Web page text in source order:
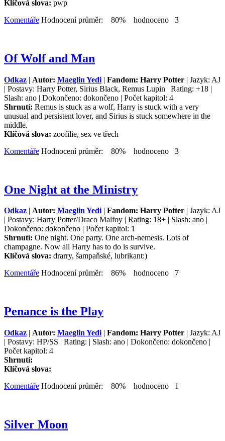
Klíčová slova: pwp
Komentáře Hodnocení průměr: 80% hodnoceno 3
Of Wolf and Man
Odkaz | Autor: Maeglin Yedi | Fandom: Harry Potter | Jazyk: AJ
| Postavy: Harry Potter, Sirius Black, Remus Lupin | Rating: +18 |
Slash: ano | Dokončeno: dokončeno | Počet kapitol: 4
Shrnutí: Remus is stuck as a wolf, Harry is stuck with a very
unusual and persistent lover, and Sirius is stuck somewhere in the
middle.
Klíčová slova: zoofilie, sex ve třech
Komentáře Hodnocení průměr: 80% hodnoceno 3
One Night at the Ministry
Odkaz | Autor: Maeglin Yedi| Fandom: Harry Potter | Jazyk: AJ
| Postavy: Harry Potter/Draco Malfoy | Rating: 18+ | Slash: ano |
Dokončeno: dokončeno | Počet kapitol: 1
Shrnutí: One night. One party. One arch-nemesis. Lots of
champagne. Now all Harry has to do is survive.
Klíčová slova: drarry, šampaňské, lubrikant:)
Komentáře Hodnocení průměr: 86% hodnoceno 7
Penance is the Play
Odkaz | Autor: Maeglin Yedi | Fandom: Harry Potter | Jazyk: AJ
| Postavy: HP/SS | Rating: | Slash: ano | Dokončeno: dokončeno |
Počet kapitol: 4
Shrnutí:
Klíčová slova:
Komentáře Hodnocení průměr: 80% hodnoceno 1
Silver Moon